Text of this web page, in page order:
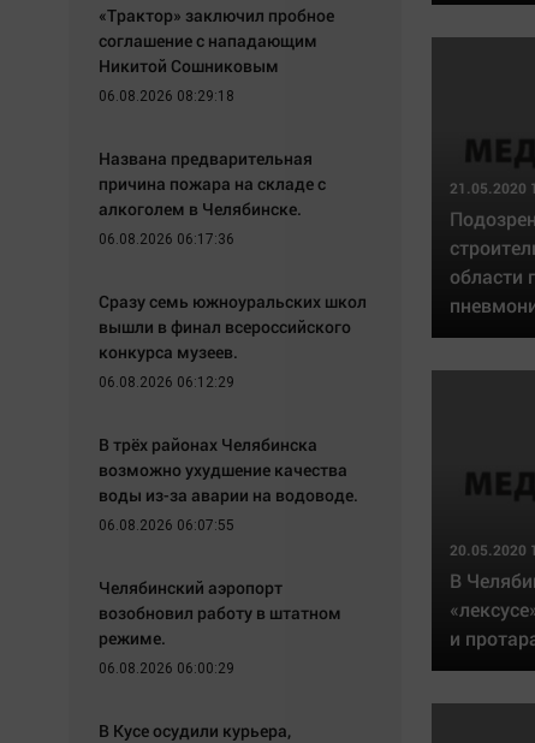
«Трактор» заключил пробное
соглашение с нападающим
Никитой Сошниковым
06.08.2026 08:29:18
Названа предварительная
причина пожара на складе с
алкоголем в Челябинске.
06.08.2026 06:17:36
Сразу семь южноуральских школ
вышли в финал всероссийского
конкурса музеев.
06.08.2026 06:12:29
В трёх районах Челябинска
возможно ухудшение качества
воды из-за аварии на водоводе.
06.08.2026 06:07:55
Челябинский аэропорт
возобновил работу в штатном
режиме.
06.08.2026 06:00:29
В Кусе осудили курьера,
21.05.2020
области
20.05.2020
В
и